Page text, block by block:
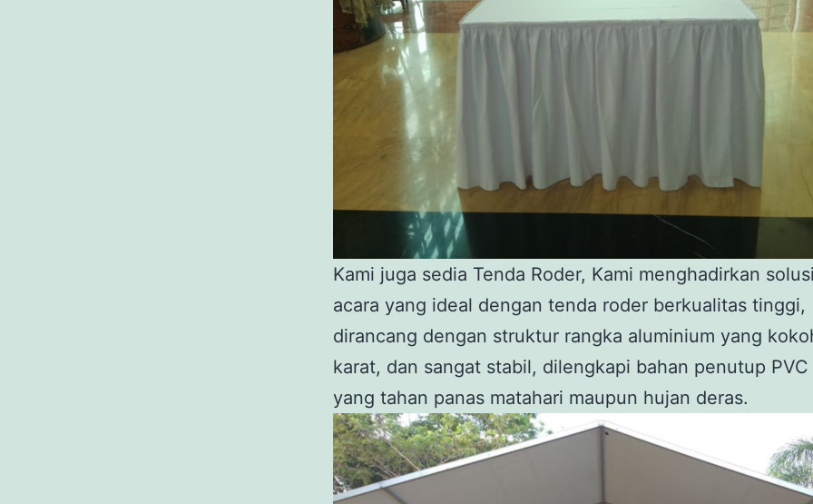
Kami juga sedia Tenda Roder, Kami menghadirkan
acara yang ideal dengan tenda roder berkualitas tinggi,
dirancang dengan struktur rangka aluminium yang
karat, dan sangat stabil, dilengkapi bahan penutup
yang tahan panas matahari maupun hujan deras.